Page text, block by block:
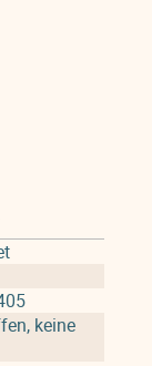
keine